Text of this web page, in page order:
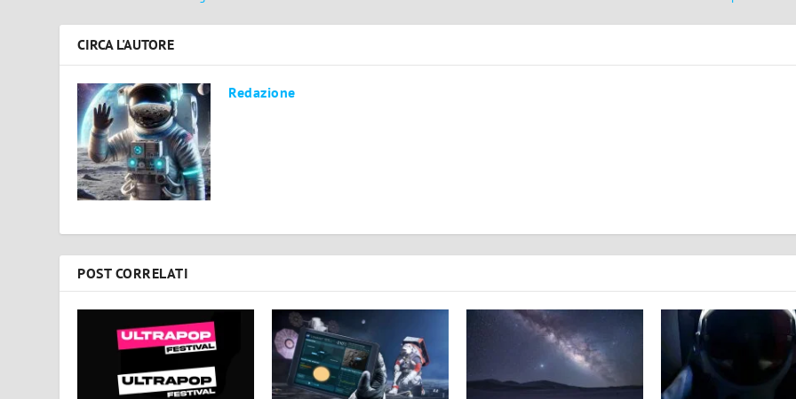
CIRCA L'AUTORE
Redazione
POST CORRELATI